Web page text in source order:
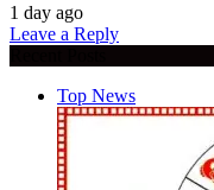
1 day ago
Leave a Reply
Top News